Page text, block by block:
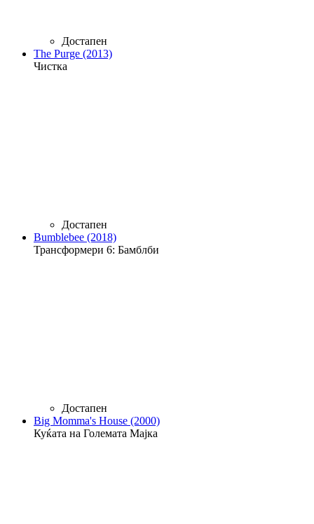
Достапен
The Purge (2013)
Чистка
Достапен
Bumblebee (2018)
Трансформери 6: Бамблби
Достапен
Big Momma's House (2000)
Куќата на Голематa Мајка